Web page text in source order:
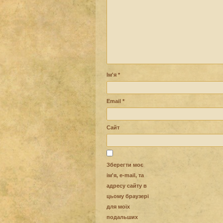
Ім'я *
Email *
Сайт
Зберегти моє
ім'я, e-mail, та
адресу сайту в
цьому браузері
для моїх
подальших